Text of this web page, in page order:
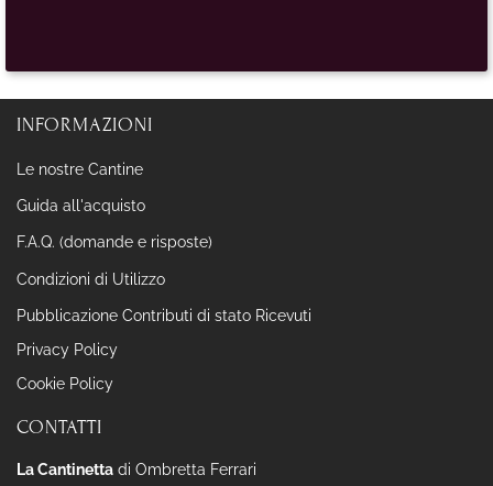
INFORMAZIONI
Le nostre Cantine
Guida all'acquisto
F.A.Q. (domande e risposte)
Condizioni di Utilizzo
Pubblicazione Contributi di stato Ricevuti
Privacy Policy
Cookie Policy
CONTATTI
La Cantinetta di Ombretta Ferrari